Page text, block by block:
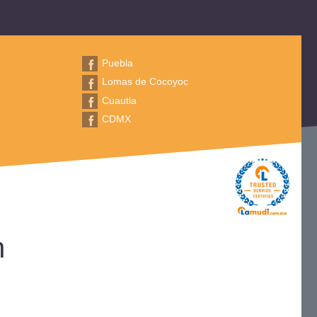
Puebla
Lomas de Cocoyoc
Cuautla
CDMX